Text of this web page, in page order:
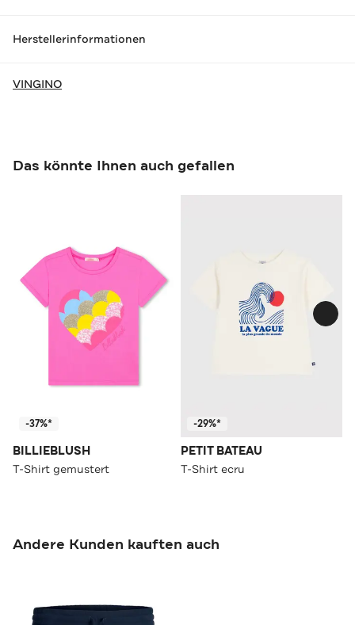
Herstellerinformationen
VINGINO
Das könnte Ihnen auch gefallen
-37%*
BILLIEBLUSH
T-Shirt gemustert
-29%*
PETIT BATEAU
T-Shirt ecru
Andere Kunden kauften auch